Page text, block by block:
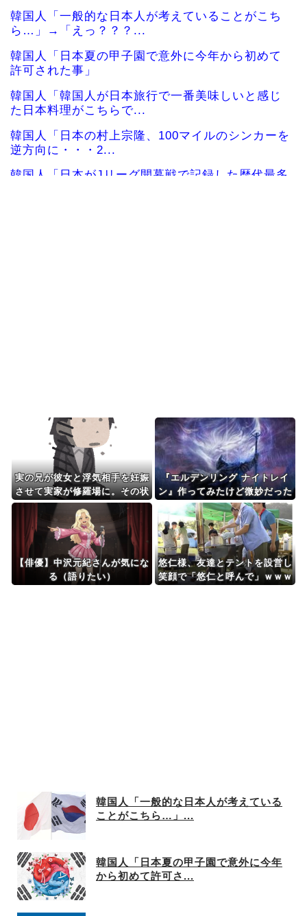
韓国人「一般的な日本人が考えていることがこち
ら…」→「えっ？？？...
韓国人「日本夏の甲子園で意外に今年から初めて
許可された事」
韓国人「韓国人が日本旅行で一番美味しいと感じ
た日本料理がこちらで...
韓国人「日本の村上宗隆、100マイルのシンカーを
逆方向に・・・2...
韓国人「日本がJリーグ開幕戦で記録した歴代最多
Powered by livedoor 相互RSS
実の兄が彼女と浮気相手を妊娠
させて実家が修羅場に。その状
況で私にも悲劇が...
『エルデンリング ナイトレイ
ン』作ってみたけど微妙だった
ビルドの話をしよう
【俳優】中沢元紀さんが気にな
る（語りたい）
悠仁様、友達とテントを設営し
笑顔で「悠仁と呼んで」ｗｗｗ
韓国人「一般的な日本人が考えている
ことがこちら…」...
韓国人「日本夏の甲子園で意外に今年
から初めて許可さ...